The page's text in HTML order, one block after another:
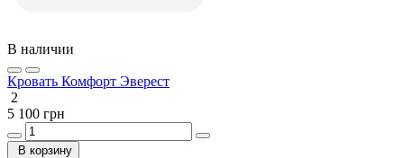
В наличии
Кровать Комфорт Эверест
2
5 100 грн
В корзину